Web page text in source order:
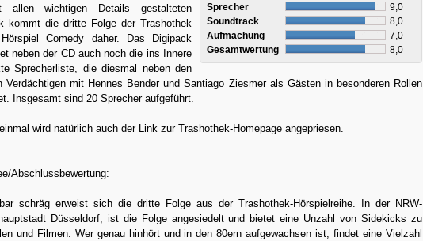
Sprecher
9,0
Soundtrack
8,0
Aufmachung
7,0
Gesamtwertung
8,0
allen wichtigen Details gestalteten
kommt die dritte Folge der Trashothek
Comedy daher. Das Digipack
neben der CD auch noch die ins Innere
Sprecherliste, die diesmal neben den
Verdächtigen mit Hennes Bender und Santiago Ziesmer als Gästen in besonderen Rollen
Insgesamt sind 20 Sprecher aufgeführt.
wird natürlich auch der Link zur Trashothek-Homepage angepriesen.
Abschlussbewertung:
schräg erweist sich die dritte Folge aus der Trashothek-Hörspielreihe. In der NRW-
Düsseldorf, ist die Folge angesiedelt und bietet eine Unzahl von Sidekicks zu
und Filmen. Wer genau hinhört und in den 80ern aufgewachsen ist, findet eine Vielzahl